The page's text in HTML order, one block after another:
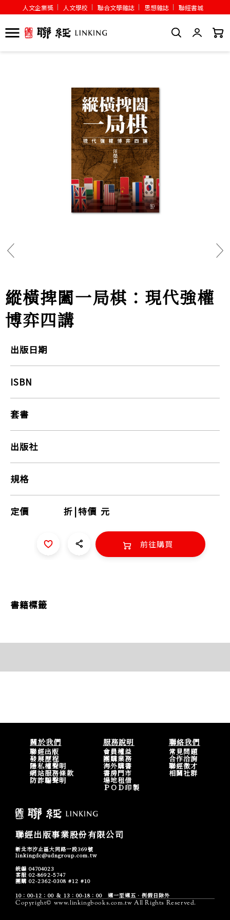
人文企業獎 人文學校 聯合文學雜誌 思想雜誌 聯經書城
縱橫捭闔一局棋：現代強權
博弈四講
出版日期
ISBN
套書
出版社
規格
定價 折 |特價 元
前往購買
書籍標籤
關於我們
聯經出版
發展歷程
隱私權聲明
網站服務條款
防詐騙聲明
服務說明
會員權益
團購業務
海外購書
書房門市
場地租借
ＰＯＤ印製
聯絡我們
常見問題
合作洽詢
聯經徵才
相關社群
聯經出版事業股份有限公司
新北市汐止區大同路一段369號
linkingdc@udngroup.com.tw
統編 04704023
客服 02-8692-5747
團購 02-2362-0308 #12 #10
10：00-12：00 ＆ 13：00-18：00 週一至週五．例假日除外
Copyright© www.linkingbooks.com.tw All Rights Reserved.